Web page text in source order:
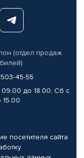
(отдел продаж
45-55
09.00 до 18.00, Сб с
15.00
посетителя сайта